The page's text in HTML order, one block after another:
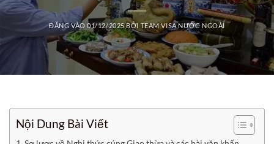
ĐĂNG VÀO01/12/2025BỞI TEAM VISA NƯỚC NGOÀI
Nội Dung Bài Viết